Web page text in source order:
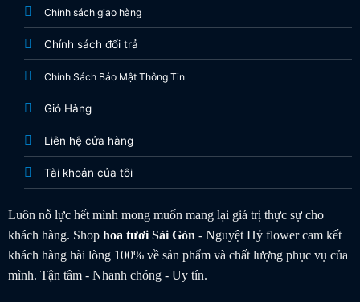
Chính sách giao hàng
Chính sách đổi trả
Chính Sách Bảo Mật Thông Tin
Giỏ Hàng
Liên hệ cửa hàng
Tài khoản của tôi
Luôn nỗ lực hết mình mong muốn mang lại giá trị thực sự cho
khách hàng. Shop hoa tươiSài Gòn- Nguyệt Hỷ flower cam kết
khách hàng hài lòng 100% về sản phẩm và chất lượng phục vụ của
mình. Tận tâm - Nhanh chóng - Uy tín.